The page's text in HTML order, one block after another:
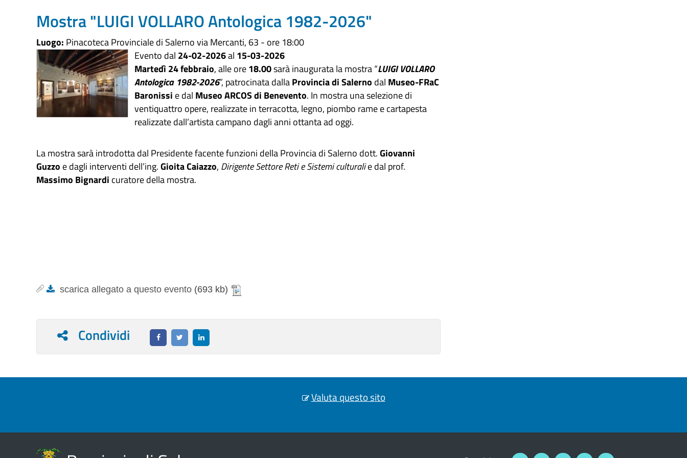
Mostra "LUIGI VOLLARO Antologica 1982-2026"
Luogo: Pinacoteca Provinciale di Salerno via Mercanti, 63 - ore 18:00
Evento dal 24-02-2026al 15-03-2026
Martedì 24 febbraio, alle ore18.00sarà inaugurata la mostra “LUIGI VOLLARO
Antologica 1982-2026”, patrocinata dallaProvincia di Salerno dal Museo-FRaC
Baronissi e dal Museo ARCOSdi Benevento. In mostra una selezione di
ventiquattro opere, realizzate in terracotta, legno, piombo rame e cartapesta
realizzate dall’artista campano dagli anni ottanta ad oggi.
La mostra sarà introdotta dal Presidente facente funzioni della Provincia di Salerno dott.Giovanni
Guzzo e dagli interventi dell’ing.Gioita Caiazzo, Dirigente Settore Reti e Sistemi culturalie dal prof.
Massimo Bignardi curatore della mostra.
scarica allegato a questo evento (693 kb)
Condividi
Valuta questo sito